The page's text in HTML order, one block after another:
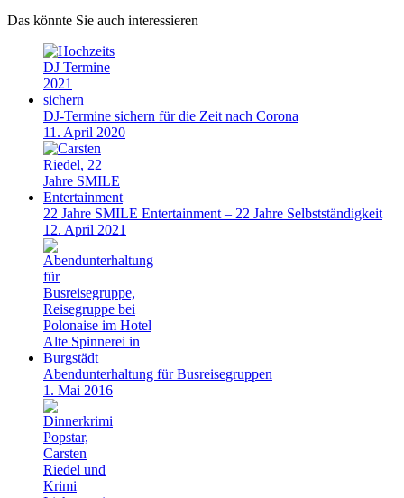
Das könnte Sie auch interessieren
DJ-Termine sichern für die Zeit nach Corona
11. April 2020
22 Jahre SMILE Entertainment – 22 Jahre Selbstständigkeit
12. April 2021
Abendunterhaltung für Busreisegruppen
1. Mai 2016